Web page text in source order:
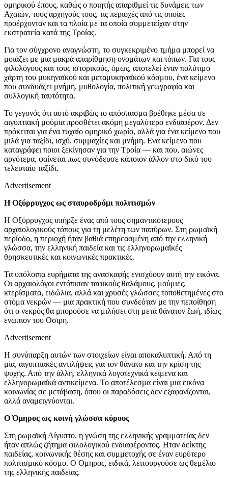
ομηρικού έπους, καθώς ο ποιητής απαριθμεί τις δυνάμεις των
Αχαιών, τους αρχηγούς τους, τις περιοχές από τις οποίες
προέρχονταν και τα πλοία με τα οποία συμμετείχαν στην
εκστρατεία κατά της Τροίας.
Για τον σύγχρονο αναγνώστη, το συγκεκριμένο τμήμα μπορεί να
μοιάζει με μια μακρά απαρίθμηση ονομάτων και τόπων. Για τους
φιλολόγους και τους ιστορικούς, όμως, αποτελεί έναν πολύτιμο
χάρτη του μυκηναϊκού και μεταμυκηναϊκού κόσμου, ένα κείμενο
που συνδυάζει μνήμη, μυθολογία, πολιτική γεωγραφία και
συλλογική ταυτότητα.
Το γεγονός ότι αυτό ακριβώς το απόσπασμα βρέθηκε μέσα σε
αιγυπτιακή μούμια προσθέτει ακόμη μεγαλύτερο ενδιαφέρον. Δεν
πρόκειται για ένα τυχαίο ομηρικό χωρίο, αλλά για ένα κείμενο που
μιλά για ταξίδι, ισχύ, συμμαχίες και μνήμη. Ενα κείμενο που
καταγράφει ποιοι ξεκίνησαν για την Τροία — και που, αιώνες
αργότερα, φαίνεται πως συνόδευσε κάποιον άλλον στο δικό του
τελευταίο ταξίδι.
Advertisement
Η Οξύρρυγχος ως σταυροδρόμι πολιτισμών
Η Οξύρρυγχος υπήρξε ένας από τους σημαντικότερους
αρχαιολογικούς τόπους για τη μελέτη των παπύρων. Στη ρωμαϊκή
περίοδο, η περιοχή ήταν βαθιά επηρεασμένη από την ελληνική
γλώσσα, την ελληνική παιδεία και τις ελληνορωμαϊκές
θρησκευτικές και κοινωνικές πρακτικές.
Τα υπόλοιπα ευρήματα της ανασκαφής ενισχύουν αυτή την εικόνα.
Οι αρχαιολόγοι εντόπισαν ταφικούς θαλάμους, μούμιες,
κτερίσματα, ειδώλια, αλλά και χρυσές γλώσσες τοποθετημένες στο
στόμα νεκρών — μια πρακτική που συνδεόταν με την πεποίθηση
ότι ο νεκρός θα μπορούσε να μιλήσει στη μετά θάνατον ζωή, ιδίως
ενώπιον του Οσιρη.
Advertisement
Η συνύπαρξη αυτών των στοιχείων είναι αποκαλυπτική. Από τη
μία, αιγυπτιακές αντιλήψεις για τον θάνατο και την κρίση της
ψυχής. Από την άλλη, ελληνικά λογοτεχνικά κείμενα και
ελληνορωμαϊκά αντικείμενα. Το αποτέλεσμα είναι μια εικόνα
κοινωνίας σε μετάβαση, όπου οι παραδόσεις δεν εξαφανίζονται,
αλλά αναμειγνύονται.
Ο Όμηρος ως κοινή γλώσσα κύρους
Στη ρωμαϊκή Αίγυπτο, η γνώση της ελληνικής γραμματείας δεν
ήταν απλώς ζήτημα φιλολογικού ενδιαφέροντος. Ηταν δείκτης
παιδείας, κοινωνικής θέσης και συμμετοχής σε έναν ευρύτερο
πολιτισμικό κόσμο. Ο Ομηρος, ειδικά, λειτουργούσε ως θεμέλιο
της ελληνικής παιδείας.